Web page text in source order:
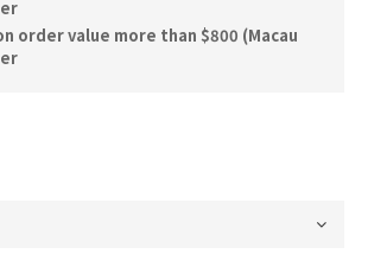
order value more than $800 (Macau